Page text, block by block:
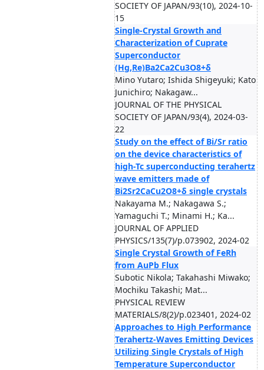
SOCIETY OF JAPAN/93(10), 2024-10-
15
Single-Crystal Growth and
Characterization of Cuprate
Superconductor
(Hg,Re)Ba2Ca2Cu3O8+δ
Mino Yutaro; Ishida Shigeyuki; Kato
Junichiro; Nakagaw...
JOURNAL OF THE PHYSICAL
SOCIETY OF JAPAN/93(4), 2024-03-
22
Study on the effect of Bi/Sr ratio
on the device characteristics of
high-Tc superconducting terahertz
wave emitters made of
Bi2Sr2CaCu2O8+δ single crystals
Nakayama M.; Nakagawa S.;
Yamaguchi T.; Minami H.; Ka...
JOURNAL OF APPLIED
PHYSICS/135(7)/p.073902, 2024-02
Single Crystal Growth of FeRh
from AuPb Flux
Subotic Nikola; Takahashi Miwako;
Mochiku Takashi; Mat...
PHYSICAL REVIEW
MATERIALS/8(2)/p.023401, 2024-02
Approaches to High Performance
Terahertz-Waves Emitting Devices
Utilizing Single Crystals of High
Temperature Superconductor